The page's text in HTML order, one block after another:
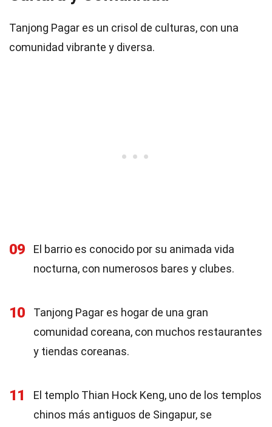
Tanjong Pagar es un crisol de culturas, con una
comunidad vibrante y diversa.
09
El barrio es conocido por su animada vida
nocturna, con numerosos bares y clubes.
10
Tanjong Pagar es hogar de una gran
comunidad coreana, con muchos restaurantes
y tiendas coreanas.
11
El templo Thian Hock Keng, uno de los templos
chinos más antiguos de Singapur, se